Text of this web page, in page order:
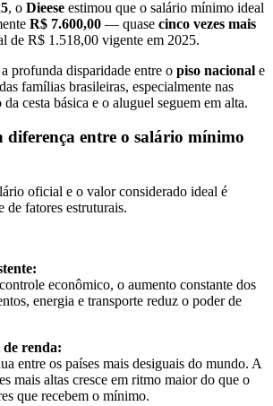
, o Dieese estimou que o salário mínimo ideal
R$ 7.600,00 — quase cinco vezes mais
de R$ 1.518,00 vigente em 2025.
profunda disparidade entre o piso nacional e
das famílias brasileiras, especialmente nas
cesta básica e o aluguel seguem em alta.
diferença entre o salário mínimo
oficial e o valor considerado ideal é
de fatores estruturais.
econômico, o aumento constante dos
energia e transporte reduz o poder de
renda:
entre os países mais desiguais do mundo. A
mais altas cresce em ritmo maior do que o
que recebem o mínimo.